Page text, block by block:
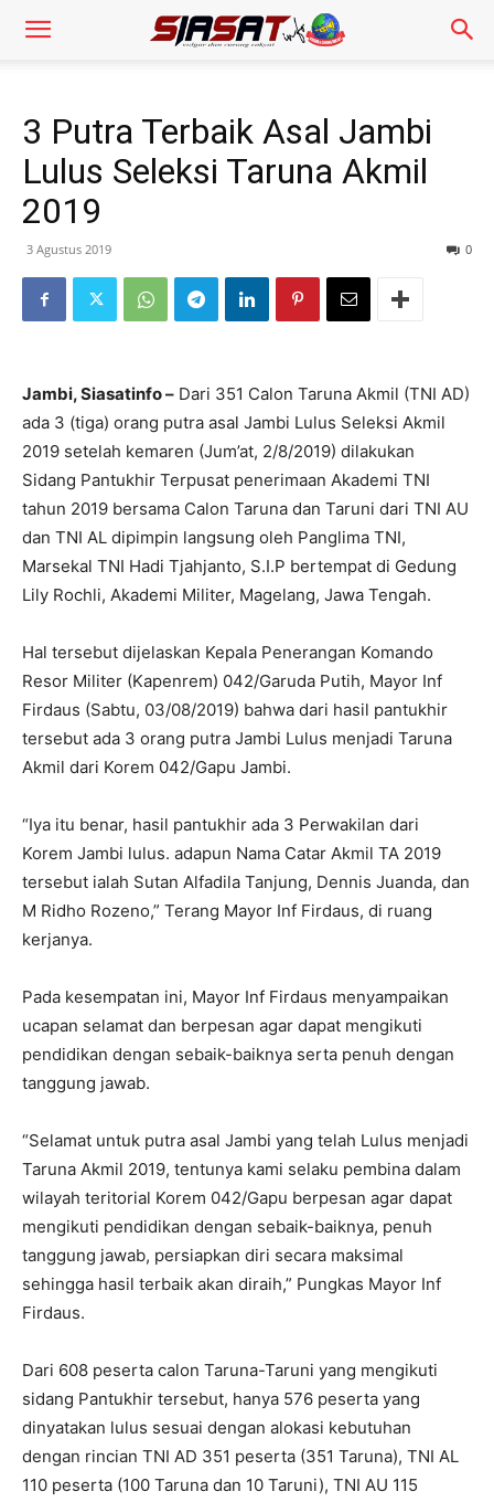
3 Putra Terbaik Asal Jambi
Lulus Seleksi Taruna Akmil
2019
3 Agustus 2019 0
Jambi, Siasatinfo – Dari 351 Calon Taruna Akmil (TNI AD)
ada 3 (tiga) orang putra asal Jambi Lulus Seleksi Akmil
2019 setelah kemaren (Jum’at, 2/8/2019) dilakukan
Sidang Pantukhir Terpusat penerimaan Akademi TNI
tahun 2019 bersama Calon Taruna dan Taruni dari TNI AU
dan TNI AL dipimpin langsung oleh Panglima TNI,
Marsekal TNI Hadi Tjahjanto, S.I.P bertempat di Gedung
Lily Rochli, Akademi Militer, Magelang, Jawa Tengah.
Hal tersebut dijelaskan Kepala Penerangan Komando
Resor Militer (Kapenrem) 042/Garuda Putih, Mayor Inf
Firdaus (Sabtu, 03/08/2019) bahwa dari hasil pantukhir
tersebut ada 3 orang putra Jambi Lulus menjadi Taruna
Akmil dari Korem 042/Gapu Jambi.
“Iya itu benar, hasil pantukhir ada 3 Perwakilan dari
Korem Jambi lulus. adapun Nama Catar Akmil TA 2019
tersebut ialah Sutan Alfadila Tanjung, Dennis Juanda, dan
M Ridho Rozeno,” Terang Mayor Inf Firdaus, di ruang
kerjanya.
Pada kesempatan ini, Mayor Inf Firdaus menyampaikan
ucapan selamat dan berpesan agar dapat mengikuti
pendidikan dengan sebaik-baiknya serta penuh dengan
tanggung jawab.
“Selamat untuk putra asal Jambi yang telah Lulus menjadi
Taruna Akmil 2019, tentunya kami selaku pembina dalam
wilayah teritorial Korem 042/Gapu berpesan agar dapat
mengikuti pendidikan dengan sebaik-baiknya, penuh
tanggung jawab, persiapkan diri secara maksimal
sehingga hasil terbaik akan diraih,” Pungkas Mayor Inf
Firdaus.
Dari 608 peserta calon Taruna-Taruni yang mengikuti
sidang Pantukhir tersebut, hanya 576 peserta yang
dinyatakan lulus sesuai dengan alokasi kebutuhan
dengan rincian TNI AD 351 peserta (351 Taruna), TNI AL
110 peserta (100 Taruna dan 10 Taruni), TNI AU 115